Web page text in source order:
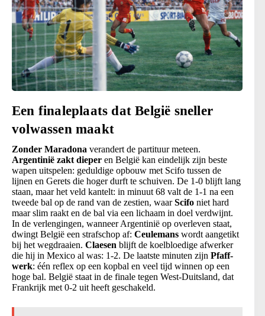
Een finaleplaats dat België sneller
volwassen maakt
Zonder Maradona verandert de partituur meteen.
Argentinië zakt dieper en België kan eindelijk zijn beste
wapen uitspelen: geduldige opbouw met Scifo tussen de
lijnen en Gerets die hoger durft te schuiven. De 1-0 blijft lang
staan, maar het veld kantelt: in minuut 68 valt de 1-1 na een
tweede bal op de rand van de zestien, waarScifo niet hard
maar slim raakt en de bal via een lichaam in doel verdwijnt.
In de verlengingen, wanneer Argentinië op overleven staat,
dwingt België een strafschop af: Ceulemans wordt aangetikt
bij het wegdraaien. Claesen blijft de koelbloedige afwerker
die hij in Mexico al was: 1-2. De laatste minuten zijn Pfaff-
werk: één reflex op een kopbal en veel tijd winnen op een
hoge bal. België staat in de finale tegen West-Duitsland, dat
Frankrijk met 0-2 uit heeft geschakeld.